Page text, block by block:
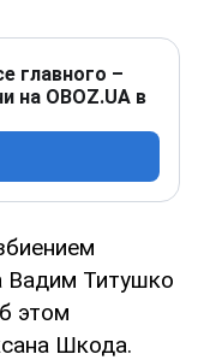
главного –
на OBOZ.UA в
Вадим Титушко
этом
Шкода.